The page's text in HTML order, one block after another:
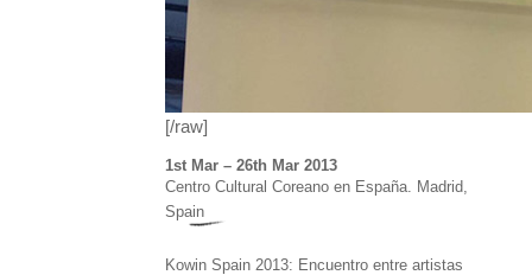
[/raw]
1st Mar – 26th Mar 2013
Centro Cultural Coreano en España. Madrid,
Spain
Kowin Spain 2013: Encuentro entre artistas